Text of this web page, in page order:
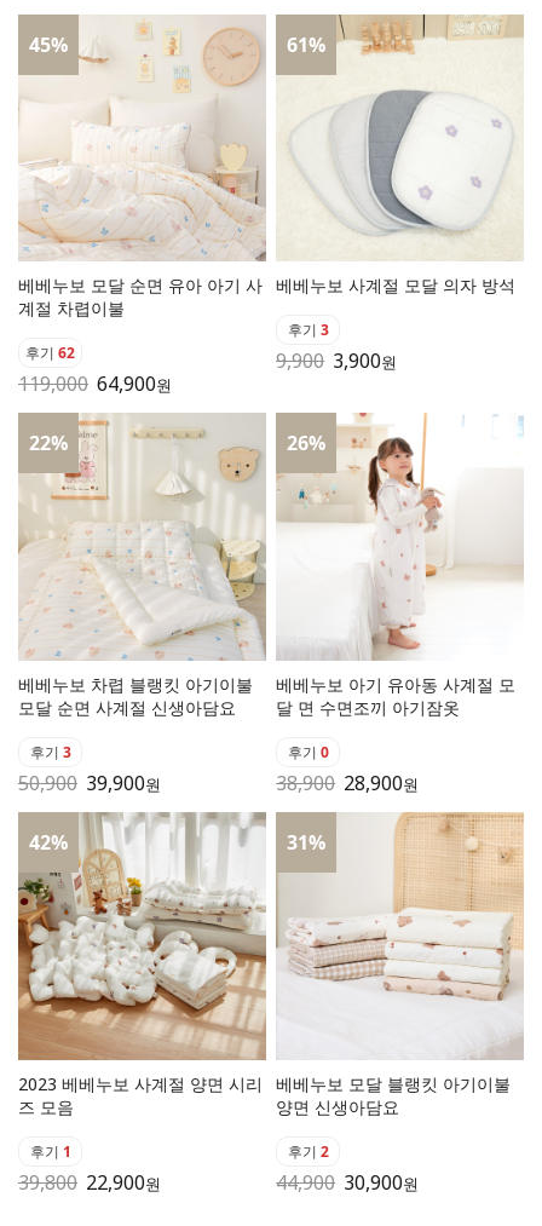
45%
베베누보 모달 순면 유아 아기 사
계절 차렵이불
후기 62
119,000 64,900원
61%
베베누보 사계절 모달 의자 방석
후기 3
9,900 3,900원
22%
베베누보 차렵 블랭킷 아기이불
모달 순면 사계절 신생아담요
후기 3
50,900 39,900원
26%
베베누보 아기 유아동 사계절 모
달 면 수면조끼 아기잠옷
후기 0
38,900 28,900원
42%
2023 베베누보 사계절 양면 시리
즈 모음
후기 1
39,800 22,900원
31%
베베누보 모달 블랭킷 아기이불
양면 신생아담요
후기 2
44,900 30,900원